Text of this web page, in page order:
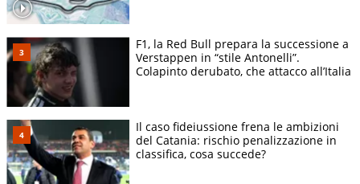
F1, la Red Bull prepara la successione a
Verstappen in “stile Antonelli”.
Colapinto derubato, che attacco all’Italia
Il caso fideiussione frena le ambizioni
del Catania: rischio penalizzazione in
classifica, cosa succede?